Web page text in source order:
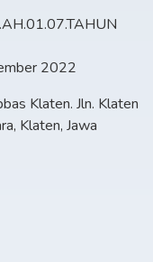
2022
Klaten. Jln. Klaten
Klaten, Jawa